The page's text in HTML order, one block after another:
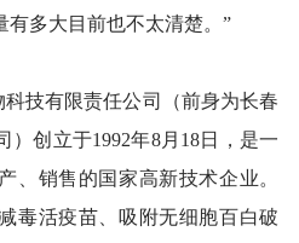
多大目前也不太清楚。”
技有限责任公司（前身为长春
）创立于1992年8月18日，是一
、销售的国家高新技术企业。
毒活疫苗、吸附无细胞百白破